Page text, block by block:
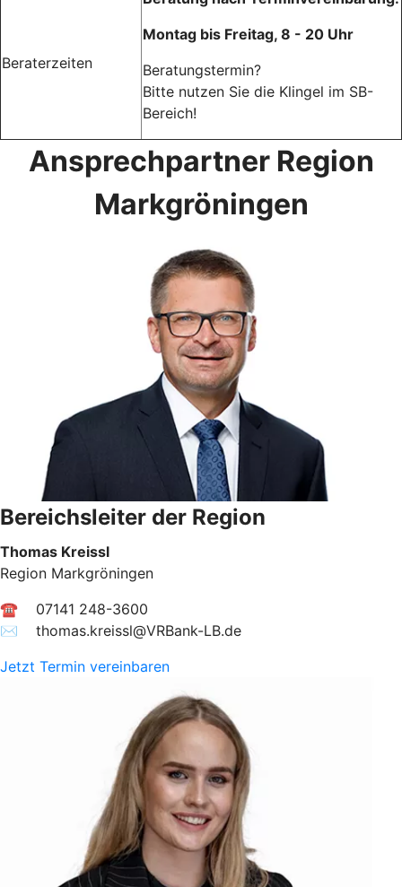
Beraterzeiten
Montag bis Freitag, 8 - 20 Uhr
Beratungstermin?
Bitte nutzen Sie die Klingel im SB-
Bereich!
Ansprechpartner Region
Markgröningen
Bereichsleiter der Region
Thomas Kreissl
Region Markgröningen
☎ 07141 248-3600
✉︎ thomas.kreissl@VRBank-LB.de
Jetzt Termin vereinbaren